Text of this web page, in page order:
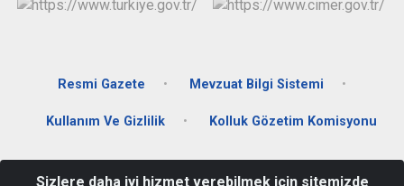
Resmi Gazete Mevzuat Bilgi Sistemi
Kullanım Ve Gizlilik Kolluk Gözetim Komisyonu
Sizlere daha iyi hizmet verebilmek için sitemizde